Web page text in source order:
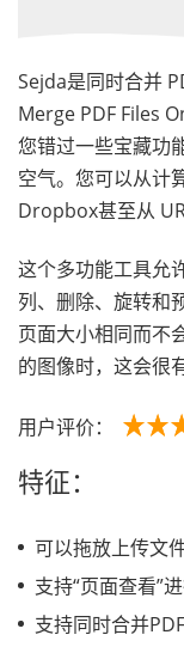
Sejda是同时合并
Merge PDF Files
您错过一些宝藏功
空气。您可以从计
Dropbox甚至从
这个多功能工具允
列、删除、旋转和
页面大小相同而不
的图像时，这会很
用户评价：
特征：
可以拖放上传文件
支持“页面查看”
支持同时合并